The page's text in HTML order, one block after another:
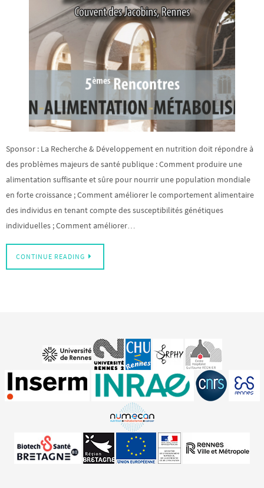
Sponsor : La Recherche & Développement en nutrition doit répondre à
des problèmes majeurs de santé publique : Comment produire une
alimentation suffisante et sûre pour nourrir une population mondiale
en forte croissance ; Comment améliorer le comportement alimentaire
des individus en tenant compte des susceptibilités génétiques
individuelles ; Comment améliorer…
CONTINUE READING